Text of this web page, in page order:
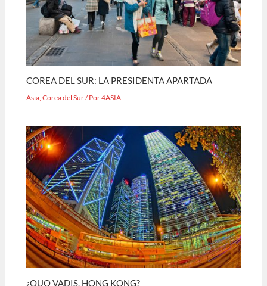
COREA DEL SUR: LA PRESIDENTA APARTADA
Asia ,Corea del Sur/ Por4ASIA
¿QUO VADIS, HONG KONG?